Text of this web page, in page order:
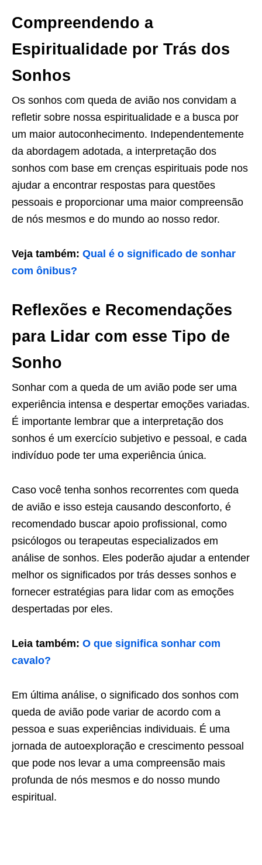
Compreendendo a
Espiritualidade por Trás dos
Sonhos
Os sonhos com queda de avião nos convidam a
refletir sobre nossa espiritualidade e a busca por
um maior autoconhecimento. Independentemente
da abordagem adotada, a interpretação dos
sonhos com base em crenças espirituais pode nos
ajudar a encontrar respostas para questões
pessoais e proporcionar uma maior compreensão
de nós mesmos e do mundo ao nosso redor.
Veja também: Qual é o significado de sonhar
com ônibus?
Reflexões e Recomendações
para Lidar com esse Tipo de
Sonho
Sonhar com a queda de um avião pode ser uma
experiência intensa e despertar emoções variadas.
É importante lembrar que a interpretação dos
sonhos é um exercício subjetivo e pessoal, e cada
indivíduo pode ter uma experiência única.
Caso você tenha sonhos recorrentes com queda
de avião e isso esteja causando desconforto, é
recomendado buscar apoio profissional, como
psicólogos ou terapeutas especializados em
análise de sonhos. Eles poderão ajudar a entender
melhor os significados por trás desses sonhos e
fornecer estratégias para lidar com as emoções
despertadas por eles.
Leia também: O que significa sonhar com
cavalo?
Em última análise, o significado dos sonhos com
queda de avião pode variar de acordo com a
pessoa e suas experiências individuais. É uma
jornada de autoexploração e crescimento pessoal
que pode nos levar a uma compreensão mais
profunda de nós mesmos e do nosso mundo
espiritual.